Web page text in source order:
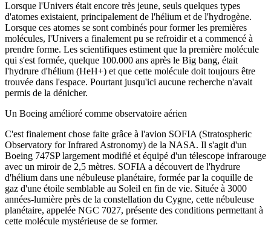
Lorsque l'Univers était encore très jeune, seuls quelques types
d'atomes existaient, principalement de l'hélium et de l'hydrogène.
Lorsque ces atomes se sont combinés pour former les premières
molécules, l'Univers a finalement pu se refroidir et a commencé à
prendre forme. Les scientifiques estiment que la première molécule
qui s'est formée, quelque 100.000 ans après le Big bang, était
l'hydrure d'hélium (HeH+) et que cette molécule doit toujours être
trouvée dans l'espace. Pourtant jusqu'ici aucune recherche n'avait
permis de la dénicher.
Un Boeing amélioré comme observatoire aérien
C'est finalement chose faite grâce à l'avion SOFIA (Stratospheric
Observatory for Infrared Astronomy) de la NASA. Il s'agit d'un
Boeing 747SP largement modifié et équipé d'un télescope infrarouge
avec un miroir de 2,5 mètres. SOFIA a découvert de l'hydrure
d'hélium dans une nébuleuse planétaire, formée par la coquille de
gaz d'une étoile semblable au Soleil en fin de vie. Située à 3000
années-lumière près de la constellation du Cygne, cette nébuleuse
planétaire, appelée NGC 7027, présente des conditions permettant à
cette molécule mystérieuse de se former.